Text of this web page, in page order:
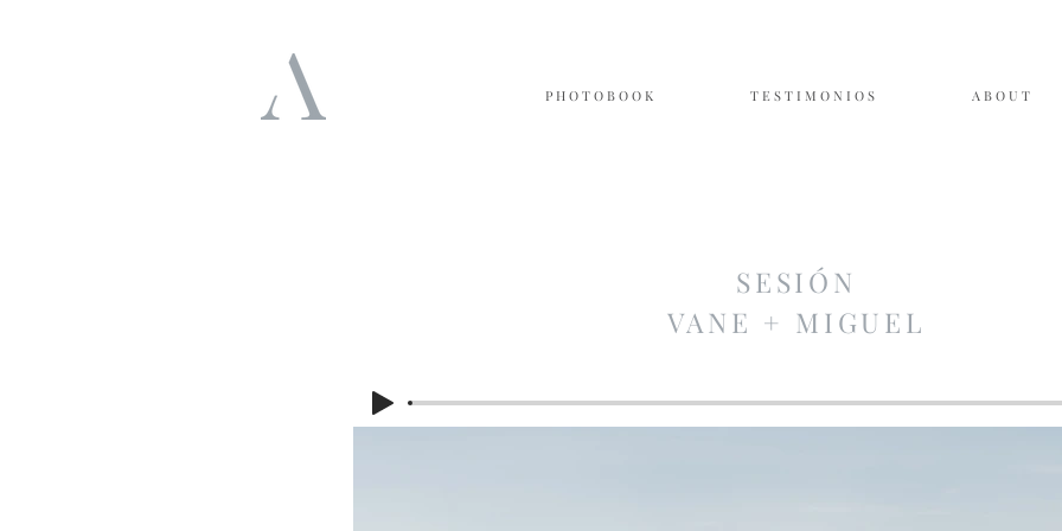
P H O T O B O O K T E S T I M O N I O S A B O U T
SESIÓN
VANE + MIGUEL